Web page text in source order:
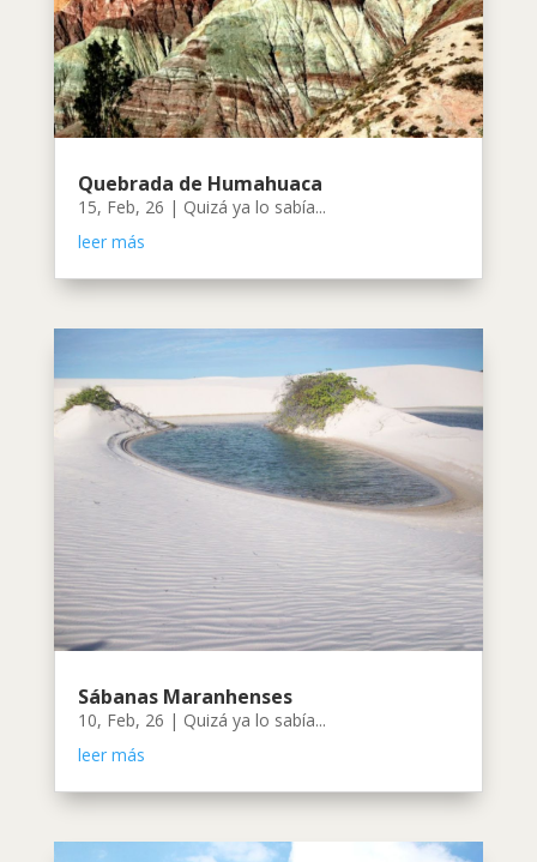
Quebrada de Humahuaca
15, Feb, 26 | Quizá ya lo sabía...
leer más
Sábanas Maranhenses
10, Feb, 26 | Quizá ya lo sabía...
leer más